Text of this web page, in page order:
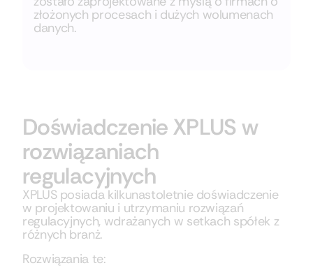
złożonych procesach i dużych wolumenach
danych.
Doświadczenie XPLUS w
rozwiązaniach
regulacyjnych
XPLUS posiada kilkunastoletnie doświadczenie
w projektowaniu i utrzymaniu rozwiązań
regulacyjnych, wdrażanych w setkach spółek z
różnych branż.
Rozwiązania te: